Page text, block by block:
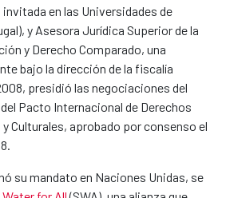
en las Universidades de
y Asesora Jurídica Superior de la
y Derecho Comparado, una
bajo la dirección de la fiscalía
presidió las negociaciones del
Pacto Internacional de Derechos
Culturales, aprobado por consenso el
su mandato en Naciones Unidas, se